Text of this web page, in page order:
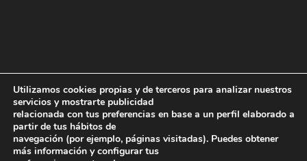
Aviso legal
Política de privacidad
Política de Cookies
Utilizamos cookies propias y de terceros para analizar nuestros
servicios y mostrarte publicidad
relacionada con tus preferencias en base a un perfil elaborado a
partir de tus hábitos de
navegación (por ejemplo, páginas visitadas). Puedes obtener
más información y configurar tus